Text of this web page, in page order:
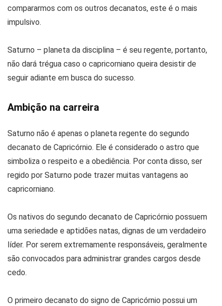
compararmos com os outros decanatos, este é o mais
impulsivo.
Saturno – planeta da disciplina – é seu regente, portanto,
não dará trégua caso o capricorniano queira desistir de
seguir adiante em busca do sucesso.
Ambição na carreira
Saturno não é apenas o planeta regente do segundo
decanato de Capricórnio. Ele é considerado o astro que
simboliza o respeito e a obediência. Por conta disso, ser
regido por Saturno pode trazer muitas vantagens ao
capricorniano.
Os nativos do segundo decanato de Capricórnio possuem
uma seriedade e aptidões natas, dignas de um verdadeiro
líder. Por serem extremamente responsáveis, geralmente
são convocados para administrar grandes cargos desde
cedo.
O primeiro decanato do signo de Capricórnio possui um